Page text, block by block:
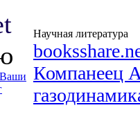
Научная литература
Ваши
Компанеец